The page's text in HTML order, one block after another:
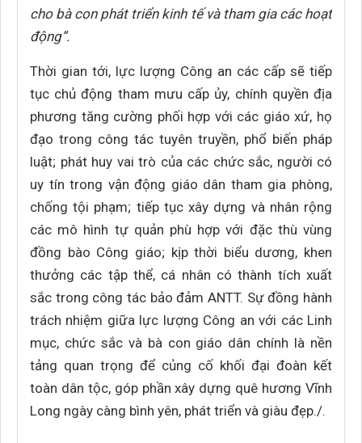
cho bà con phát triển kinh tế và tham gia các hoạt
động”.
Thời gian tới, lực lượng Công an các cấp sẽ tiếp
tục chủ động tham mưu cấp ủy, chính quyền địa
phương tăng cường phối hợp với các giáo xứ, họ
đạo trong công tác tuyên truyền, phổ biến pháp
luật; phát huy vai trò của các chức sắc, người có
uy tín trong vận động giáo dân tham gia phòng,
chống tội phạm; tiếp tục xây dựng và nhân rộng
các mô hình tự quản phù hợp với đặc thù vùng
đồng bào Công giáo; kịp thời biểu dương, khen
thưởng các tập thể, cá nhân có thành tích xuất
sắc trong công tác bảo đảm ANTT. Sự đồng hành
trách nhiệm giữa lực lượng Công an với các Linh
mục, chức sắc và bà con giáo dân chính là nền
tảng quan trọng để củng cố khối đại đoàn kết
toàn dân tộc, góp phần xây dựng quê hương Vĩnh
Long ngày càng bình yên, phát triển và giàu đẹp./.